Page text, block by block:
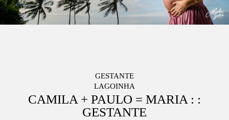
GESTANTE
LAGOINHA
CAMILA + PAULO = MARIA : :
GESTANTE